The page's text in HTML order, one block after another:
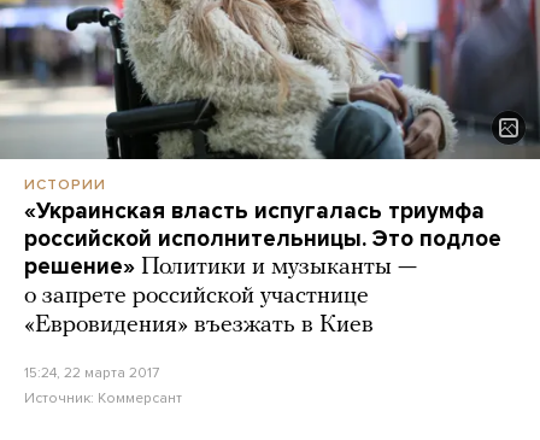
ИСТОРИИ
«Украинская власть испугалась триумфа
российской исполнительницы. Это подлое
решение» Политики и музыканты —
о запрете российской участнице
«Евровидения» въезжать в Киев
15:24, 22 марта 2017
Источник: Коммерсант